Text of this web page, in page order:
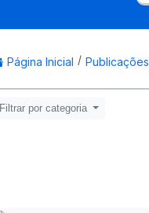
Página Inicial Publicações
Filtrar por categoria